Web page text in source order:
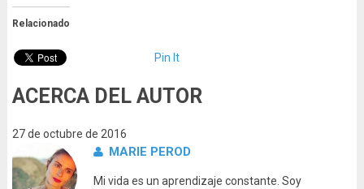
Relacionado
Pin It
ACERCA DEL AUTOR
27 de octubre de 2016
MARIE PEROD
Mi vida es un aprendizaje constante. Soy